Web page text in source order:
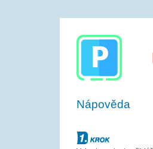
Nápověda
Krok č.1